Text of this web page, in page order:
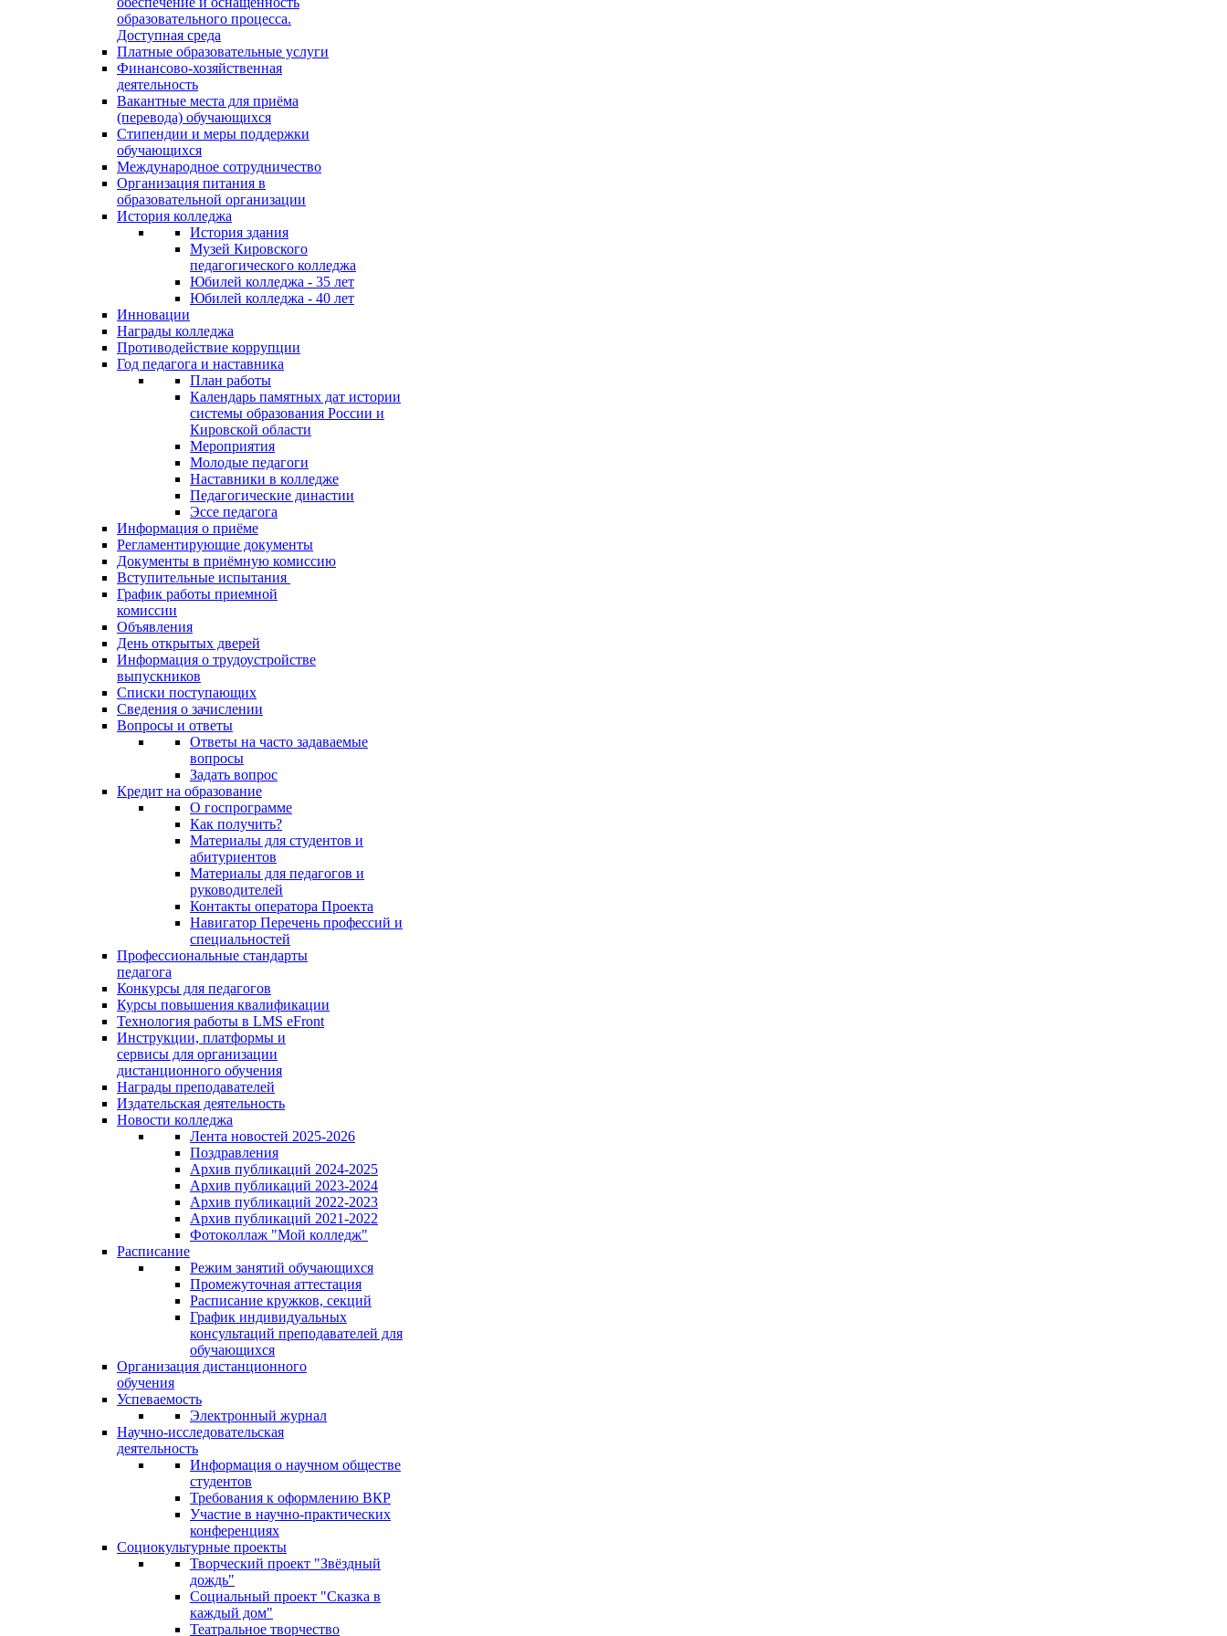
образовательного процесса.
Доступная среда
Платные образовательные услуги
Финансово-хозяйственная
деятельность
Вакантные места для приёма
(перевода) обучающихся
Стипендии и меры поддержки
обучающихся
Международное сотрудничество
Организация питания в
образовательной организации
История колледжа
История здания
Музей Кировского
педагогического колледжа
Юбилей колледжа - 35 лет
Юбилей колледжа - 40 лет
Инновации
Награды колледжа
Противодействие коррупции
Год педагога и наставника
План работы
Календарь памятных дат истории
системы образования России и
Кировской области
Мероприятия
Молодые педагоги
Наставники в колледже
Педагогические династии
Эссе педагога
Информация о приёме
Регламентирующие документы
Документы в приёмную комиссию
Вступительные испытания
График работы приемной
комиссии
Объявления
День открытых дверей
Информация о трудоустройстве
выпускников
Списки поступающих
Сведения о зачислении
Вопросы и ответы
Ответы на часто задаваемые
вопросы
Задать вопрос
Кредит на образование
О госпрограмме
Как получить?
Материалы для студентов и
абитуриентов
Материалы для педагогов и
руководителей
Контакты оператора Проекта
Навигатор Перечень профессий и
специальностей
Профессиональные стандарты
педагога
Конкурсы для педагогов
Курсы повышения квалификации
Технология работы в LMS eFront
Инструкции, платформы и
сервисы для организации
дистанционного обучения
Награды преподавателей
Издательская деятельность
Новости колледжа
Лента новостей 2025-2026
Поздравления
Архив публикаций 2024-2025
Архив публикаций 2023-2024
Архив публикаций 2022-2023
Архив публикаций 2021-2022
Фотоколлаж "Мой колледж"
Расписание
Режим занятий обучающихся
Промежуточная аттестация
Расписание кружков, секций
График индивидуальных
консультаций преподавателей для
обучающихся
Организация дистанционного
обучения
Успеваемость
Электронный журнал
Научно-исследовательская
деятельность
Информация о научном обществе
студентов
Требования к оформлению ВКР
Участие в научно-практических
конференциях
Социокультурные проекты
Творческий проект "Звёздный
дождь"
Социальный проект "Сказка в
каждый дом"
Театральное творчество